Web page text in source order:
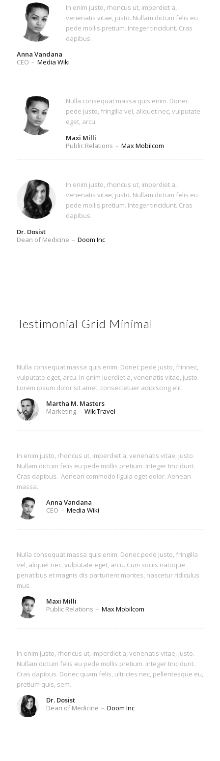
In enim justo, rhoncus ut, imperdiet a,
venenatis vitae, justo. Nullam dictum felis eu
pede mollis pretium. Integer tincidunt. Cras
dapibus.
Anna Vandana
CEO – Media Wiki
Nulla consequat massa quis enim. Donec
pede justo, fringilla vel, aliquet nec, vulputate
eget, arcu.
Maxi Milli
Public Relations – Max Mobilcom
In enim justo, rhoncus ut, imperdiet a,
venenatis vitae, justo. Nullam dictum felis eu
pede mollis pretium. Integer tincidunt. Cras
dapibus.
Dr. Dosist
Dean of Medicine – Doom Inc
Testimonial Grid Minimal
Nulla consequat massa quis enim. Donec pede justo, frinnec,
vulputate eget, arcu. In enim juerdiet a, venenatis vitae, justo.
Lorem ipsum dolor sit amet, consectetuer adipiscing elit.
Martha M. Masters
Marketing – WikiTravel
In enim justo, rhoncus ut, imperdiet a, venenatis vitae, justo.
Nullam dictum felis eu pede mollis pretium. Integer tincidunt.
Cras dapibus. Aenean commodo ligula eget dolor. Aenean
massa.
Anna Vandana
CEO – Media Wiki
Nulla consequat massa quis enim. Donec pede justo, fringilla
vel, aliquet nec, vulputate eget, arcu. Cum sociis natoque
penatibus et magnis dis parturient montes, nascetur ridiculus
mus.
Maxi Milli
Public Relations – Max Mobilcom
In enim justo, rhoncus ut, imperdiet a, venenatis vitae, justo.
Nullam dictum felis eu pede mollis pretium. Integer tincidunt.
Cras dapibus. Donec quam felis, ultricies nec, pellentesque eu,
pretium quis, sem.
Dr. Dosist
Dean of Medicine – Doom Inc